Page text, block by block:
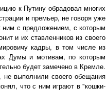
к Путину обрадовал многих
и премьер, не говоря уже
ним с предложением, с которым
и их ставленников из своего
кадры, в том числе из
Думы и мотивам, по которым
будет замечено в Кремле.
выполнили своего обещания
что с ним играют в "кошки-